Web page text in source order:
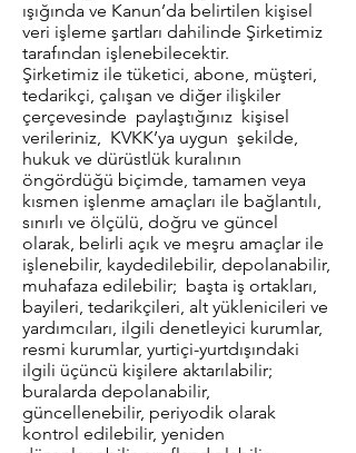
ışığında ve Kanun’da belirtilen kişisel
veri işleme şartları dahilinde Şirketimiz
tarafından işlenebilecektir.
Şirketimiz ile tüketici, abone, müşteri,
tedarikçi, çalışan ve diğer ilişkiler
çerçevesinde paylaştığınız kişisel
verileriniz, KVKK’ya uygun şekilde,
hukuk ve dürüstlük kuralının
öngördüğü biçimde, tamamen veya
kısmen işlenme amaçları ile bağlantılı,
sınırlı ve ölçülü, doğru ve güncel
olarak, belirli açık ve meşru amaçlar ile
işlenebilir, kaydedilebilir, depolanabilir,
muhafaza edilebilir; başta iş ortakları,
bayileri, tedarikçileri, alt yüklenicileri ve
yardımcıları, ilgili denetleyici kurumlar,
resmi kurumlar, yurtiçi-yurtdışındaki
ilgili üçüncü kişilere aktarılabilir;
buralarda depolanabilir,
güncellenebilir, periyodik olarak
kontrol edilebilir, yeniden